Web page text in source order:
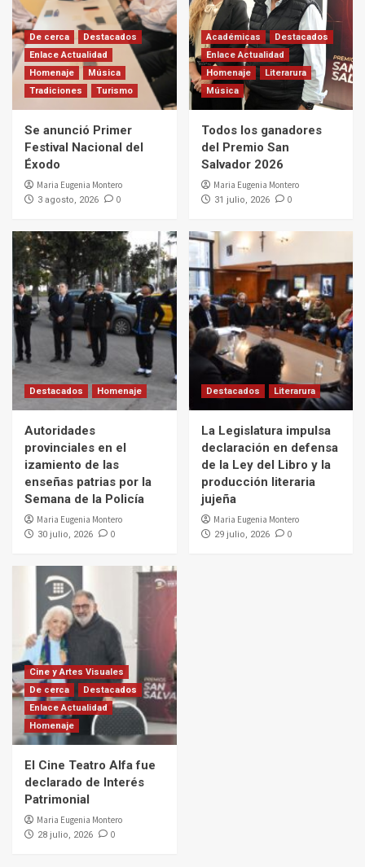
De cerca
Destacados
Enlace Actualidad
Homenaje
Música
Tradiciones
Turismo
Se anunció Primer
Festival Nacional del
Éxodo
Maria Eugenia Montero
3 agosto, 2026 0
Académicas
Destacados
Enlace Actualidad
Homenaje
Literarura
Música
Todos los ganadores
del Premio San
Salvador 2026
Maria Eugenia Montero
31 julio, 2026 0
Destacados Homenaje
Autoridades
provinciales en el
izamiento de las
enseñas patrias por la
Semana de la Policía
Maria Eugenia Montero
30 julio, 2026 0
Destacados Literarura
La Legislatura impulsa
declaración en defensa
de la Ley del Libro y la
producción literaria
jujeña
Maria Eugenia Montero
29 julio, 2026 0
Cine y Artes Visuales
De cerca
Destacados
Enlace Actualidad
Homenaje
El Cine Teatro Alfa fue
declarado de Interés
Patrimonial
Maria Eugenia Montero
28 julio, 2026 0